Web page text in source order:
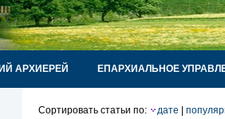
АРХИЕРЕЙ ЕПАРХИАЛЬНОЕ
Сортировать статьи по: дате